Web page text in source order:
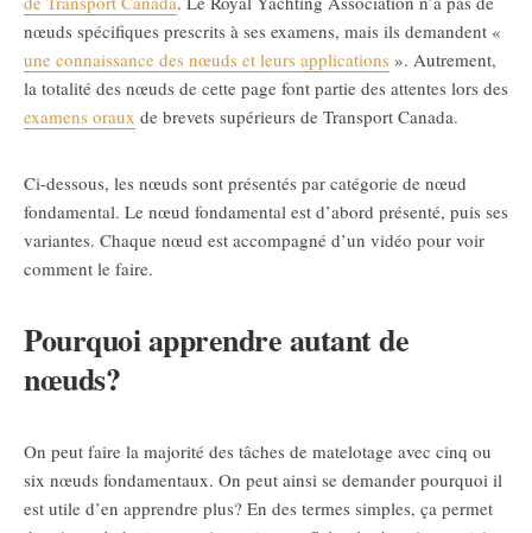
nœuds spécifiques prescrits à ses examens, mais ils demandent «
une connaissance des nœuds et leurs applications ». Autrement,
la totalité des nœuds de cette page font partie des attentes lors des
examens oraux de brevets supérieurs de Transport Canada.
Ci-dessous, les nœuds sont présentés par catégorie de nœud
fondamental. Le nœud fondamental est d’abord présenté, puis ses
variantes. Chaque nœud est accompagné d’un vidéo pour voir
comment le faire.
Pourquoi apprendre autant de
nœuds?
On peut faire la majorité des tâches de matelotage avec cinq ou
six nœuds fondamentaux. On peut ainsi se demander pourquoi il
est utile d’en apprendre plus? En des termes simples, ça permet